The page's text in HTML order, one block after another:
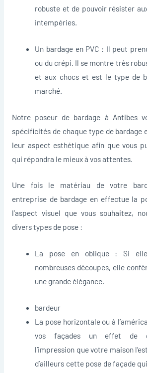
robuste et de pouvoir résister
intempéries.
Un bardage en PVC : Il peut
ou du crépi. Il se montre très
et aux chocs et est le type de
marché.
Notre poseur de bardage à Antibes
spécificités de chaque type de bardage
leur aspect esthétique afin que vous
qui répondra le mieux à vos attentes.
Une fois le matériau de votre
entreprise de bardage en effectue la
l’aspect visuel que vous souhaitez,
divers types de pose :
La pose en oblique : Si
nombreuses découpes, elle
une grande élégance.
bardeur
La pose horizontale ou à
vos façades un effet de
l’impression que votre maison
d’ailleurs cette pose de façade